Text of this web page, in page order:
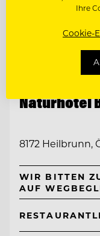
Naturhotel
8172 Heilbrunn,
WIR BITTEN
AUF
Ihre
Cookie-